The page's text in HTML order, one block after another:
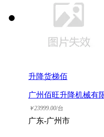
升降货梯佰
广州佰旺升降机械有
公司
￥23999.00/台
广东-广州市